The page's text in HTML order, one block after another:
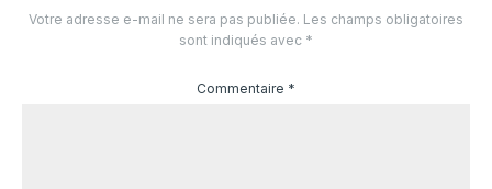
Votre adresse e-mail ne sera pas publiée. Les champs obligatoires
sont indiqués avec *
Commentaire *